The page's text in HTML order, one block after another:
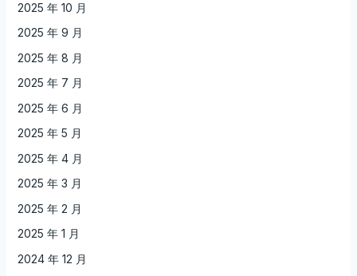
2025 年 10 月
2025 年 9 月
2025 年 8 月
2025 年 7 月
2025 年 6 月
2025 年 5 月
2025 年 4 月
2025 年 3 月
2025 年 2 月
2025 年 1 月
2024 年 12 月